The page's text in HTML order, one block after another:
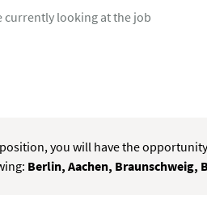
currently looking at the job
you will have the
Berlin, Aachen, Braunschweig,